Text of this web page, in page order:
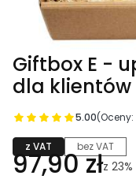
Giftbox E -
dla klientów
5.00(Oceny:
z VAT bez VAT
97,90 złz 23%